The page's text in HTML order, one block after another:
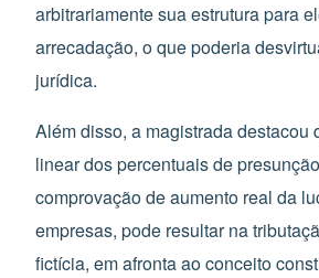
arbitrariamente sua estrutura para
arrecadação, o que poderia
jurídica.
Além disso, a magistrada destacou
linear dos percentuais de
comprovação de aumento real da
empresas, pode resultar na
fictícia, em afronta ao conceito